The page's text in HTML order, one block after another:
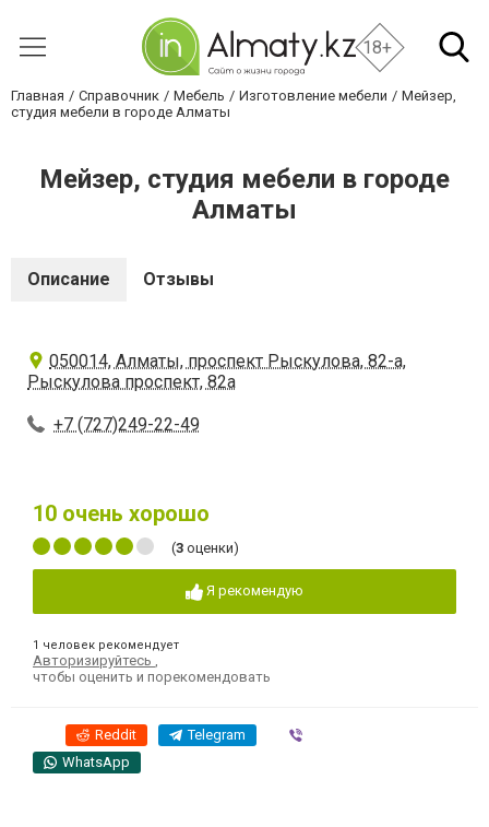
18+
Главная Справочник Мебель Изготовление мебели
Мейзер,
студия мебели в городе Алматы
Мейзер, студия мебели в городе
Алматы
Описание Отзывы
050014, Алматы, проспект Рыскулова, 82-a,
Рыскулова проспект, 82а
+7 (727)249-22-49
10 очень хорошо
(3 оценки)
Я рекомендую
1 человек рекомендует
Авторизируйтесь
чтобы оценить и порекомендовать
Reddit Telegram
WhatsApp